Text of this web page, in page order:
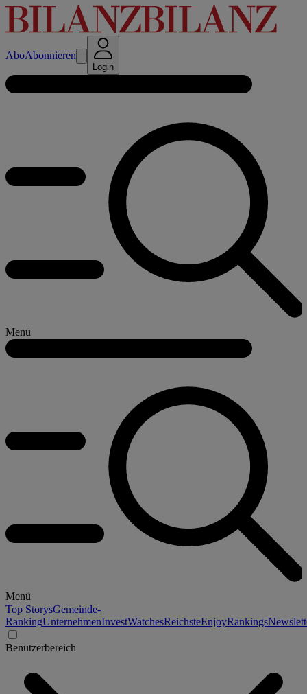
AboAbonnieren
Login
Menü
Menü
Top StorysGemeinde-
RankingUnternehmenInvestWatchesReichsteEnjoyRankings
Benutzerbereich